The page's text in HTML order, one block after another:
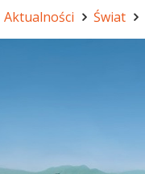
Aktualności Świat